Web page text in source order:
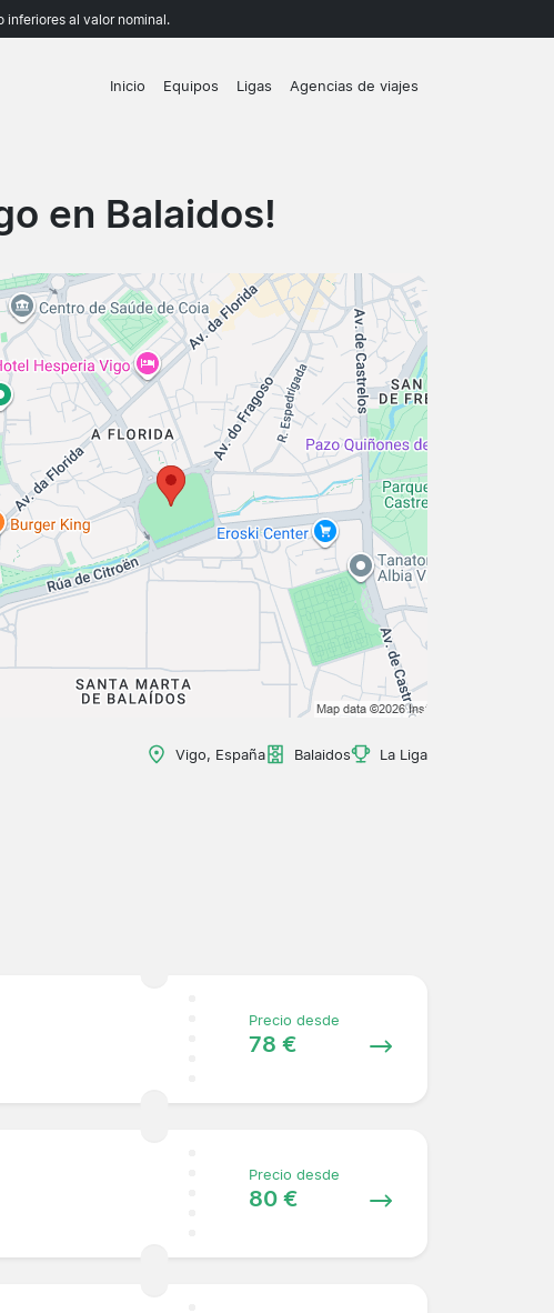
inferiores al valor nominal.
Inicio Equipos Ligas Agencias de viajes
en Balaidos!
Vigo, España Balaidos La Liga
Precio desde
78 €
Precio desde
80 €